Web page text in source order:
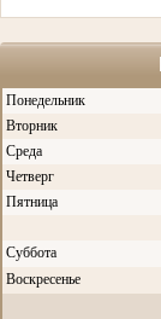
Понедельник
Вторник
Среда
Четверг
Пятница
Суббота
Воскресенье